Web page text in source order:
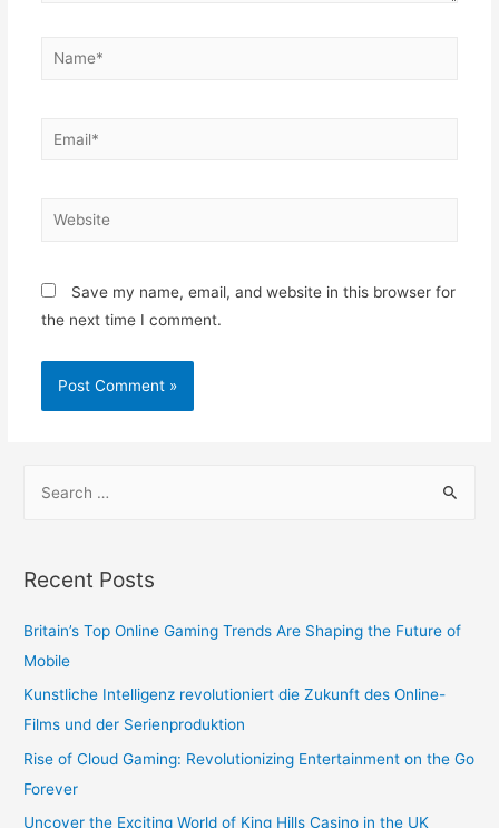
Save my name, email, and website in this browser for
the next time I comment.
Recent Posts
Britain’s Top Online Gaming Trends Are Shaping the Future of
Mobile
Kunstliche Intelligenz revolutioniert die Zukunft des Online-
Films und der Serienproduktion
Rise of Cloud Gaming: Revolutionizing Entertainment on the Go
Forever
Uncover the Exciting World of King Hills Casino in the UK